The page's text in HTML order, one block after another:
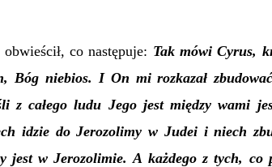
co następuje: Tak mówi Cyrus,
Bóg niebios. I On mi rozkazał
całego ludu Jego jest między wami
idzie do Jerozolimy w Judei i niech
w Jerozolimie. A każdego z tych, co